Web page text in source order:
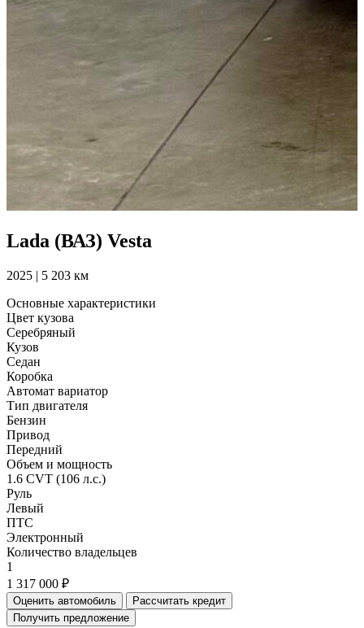
Lada (ВАЗ) Vesta
2025 | 5 203 км
Основные характеристики
Цвет кузова
Серебряный
Кузов
Седан
Коробка
Автомат вариатор
Тип двигателя
Бензин
Привод
Передний
Объем и мощность
1.6 CVT (106 л.с.)
Руль
Левый
ПТС
Электронный
Количество владельцев
1
1 317 000 ₽
Оценить автомобиль
Рассчитать кредит
Получить предложение